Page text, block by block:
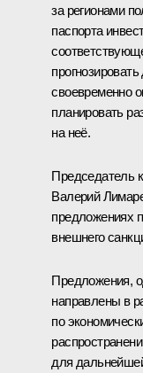
за регионами
паспорта
своевременно
планировать
на неё.
Председатель
Валерий
предложениях
внешнего
Предложения,
направлены в
по
для